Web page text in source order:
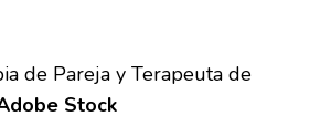
de Pareja y Terapeuta de
Stock